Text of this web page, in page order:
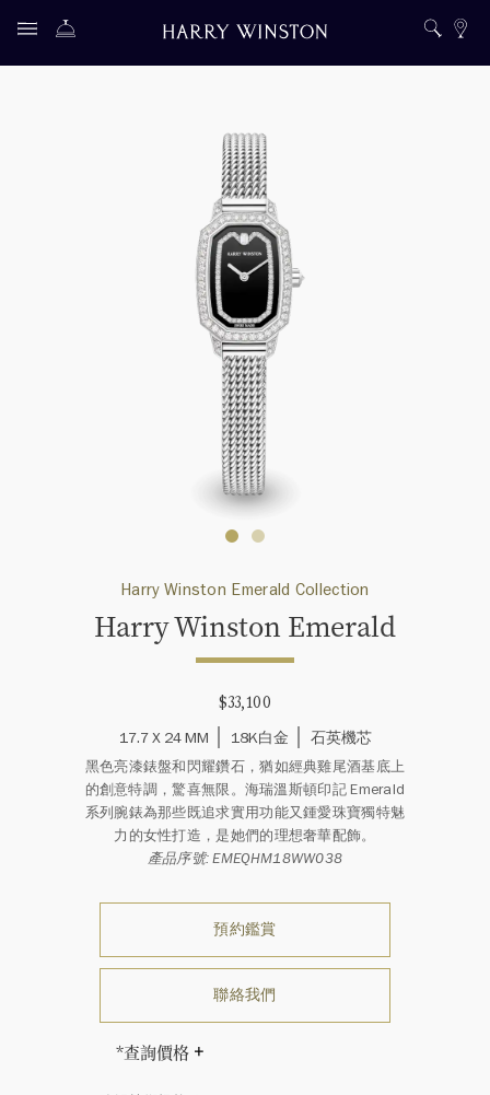
Harry Winston Emerald Collection
Harry Winston Emerald
$33,100
17.7 X 24 MM
18K白金 石英機芯
黑色亮漆錶盤和閃耀鑽石，猶如經典雞尾酒基底上
的創意特調，驚喜無限。海瑞溫斯頓印記 Emerald
系列腕錶為那些既追求實用功能又鍾愛珠寶獨特魅
力的女性打造，是她們的理想奢華配飾。
產品序號: EMEQHM18WW038
預約鑑賞
聯絡我們
*查詢價格